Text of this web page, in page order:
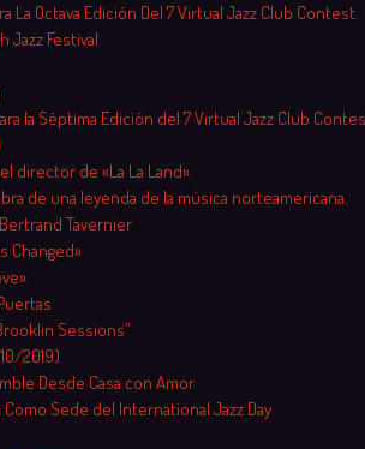
La Octava Edición Del 7 Virtual Jazz Club Contest.
Jazz Festival
la Séptima Edición del 7 Virtual Jazz Club
director de «La La Land»
de una leyenda de la música norteamericana.
Tavernier
Changed»
Sessions”
2019)
Desde Casa con Amor
Como Sede del International Jazz Day